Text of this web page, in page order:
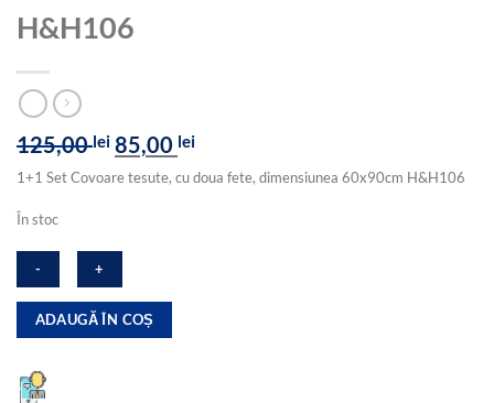
H&H106
125,00lei Prețul
inițial
a
85,00 leiPrețul
este:
1+1 Set Covoare tesute, cu doua fete, dimensiunea 60x90cm H&H106
În stoc
Cantitate
Covoare
tesute,
ADAUGĂ ÎN COȘ